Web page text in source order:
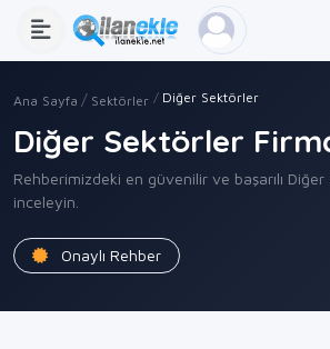
Ana Sayfa Sektörler Diğer Sektörler
Diğer Sektörler
Rehberimizdeki en güvenilir ve başarılı Diğer
inceleyin.
Onaylı Rehber